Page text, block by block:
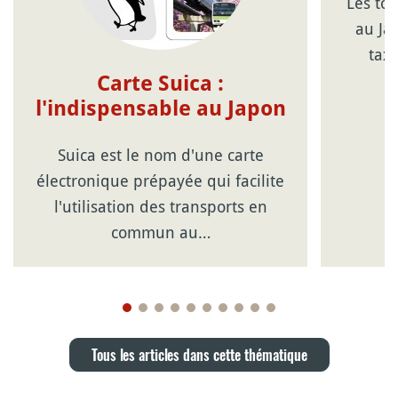
Carte Suica :
l'indispensable au Japon
Suica est le nom d'une carte
électronique prépayée qui facilite
l'utilisation des transports en
commun au…
au
Tous les articles dans cette thématique